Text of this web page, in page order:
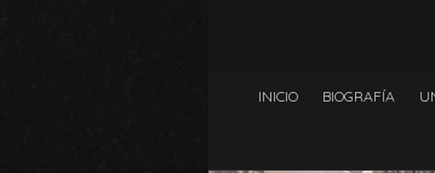
INICIO BIOGRAFÍA